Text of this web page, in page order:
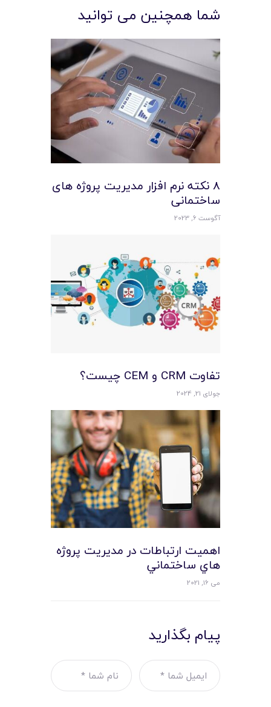
شما همچنین می توانید
8 نکته نرم افزار مدیریت پروژه های
ساختمانی
آگوست 6, 2023
تفاوت CRM و CEM چیست؟
جولای 21, 2024
اهميت ارتباطات در مديريت پروژه
هاي ساختماني
می 16, 2021
پیام بگذارید